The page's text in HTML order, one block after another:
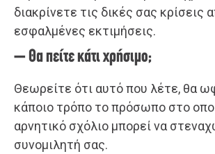
διακρίνετε τις δικές σας κρίσεις
εσφαλμένες εκτιμήσεις.
– Θα πείτε κάτι χρήσιμο;
Θεωρείτε ότι αυτό που λέτε, θα
κάποιο τρόπο το πρόσωπο στο
αρνητικό σχόλιο μπορεί να
συνομιλητή σας.